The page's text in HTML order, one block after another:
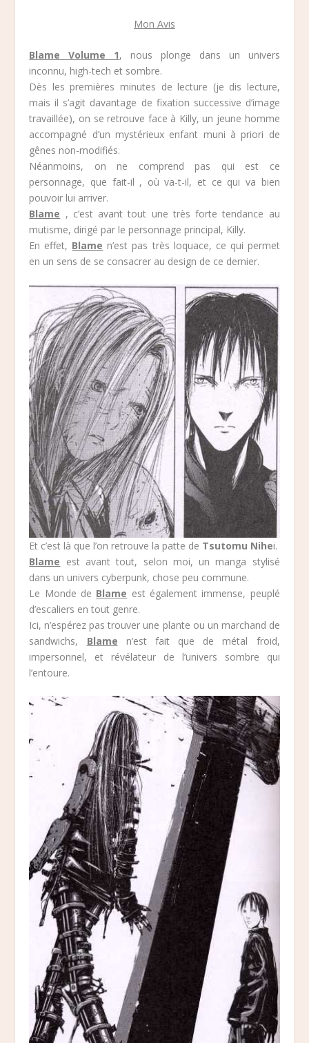
Mon Avis
Blame Volume 1, nous plonge dans un univers
inconnu, high-tech et sombre.
Dès les premières minutes de lecture (je dis lecture,
mais il s’agit davantage de fixation successive d’image
travaillée), on se retrouve face à Killy, un jeune homme
accompagné d’un mystérieux enfant muni à priori de
gênes non-modifiés.
Néanmoins, on ne comprend pas qui est ce
personnage, que fait-il , où va-t-il, et ce qui va bien
pouvoir lui arriver.
Blame , c’est avant tout une très forte tendance au
mutisme, dirigé par le personnage principal, Killy.
En effet, Blame n’est pas très loquace, ce qui permet
en un sens de se consacrer au design de ce dernier.
Et c’est là que l’on retrouve la patte de Tsutomu Nihei.
Blame est avant tout, selon moi, un manga stylisé
dans un univers cyberpunk, chose peu commune.
Le Monde de Blame est également immense, peuplé
d’escaliers en tout genre.
Ici, n’espérez pas trouver une plante ou un marchand de
sandwichs, Blame n’est fait que de métal froid,
impersonnel, et révélateur de l’univers sombre qui
l’entoure.